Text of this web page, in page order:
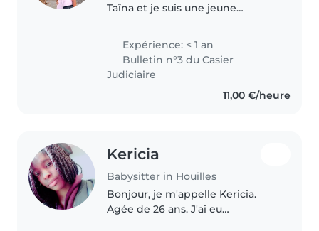
Taïna et je suis une jeune
garder les enfants de divers âges
et j’adore ca !C’est avec joie que
je me propose pour garder..
Expérience: < 1 an
Bulletin n°3 du Casier
Judiciaire
11,00 €/heure
Kericia
Babysitter in Houilles
Bonjour, je m'appelle Kericia.
Agée de 26 ans. J'ai eu